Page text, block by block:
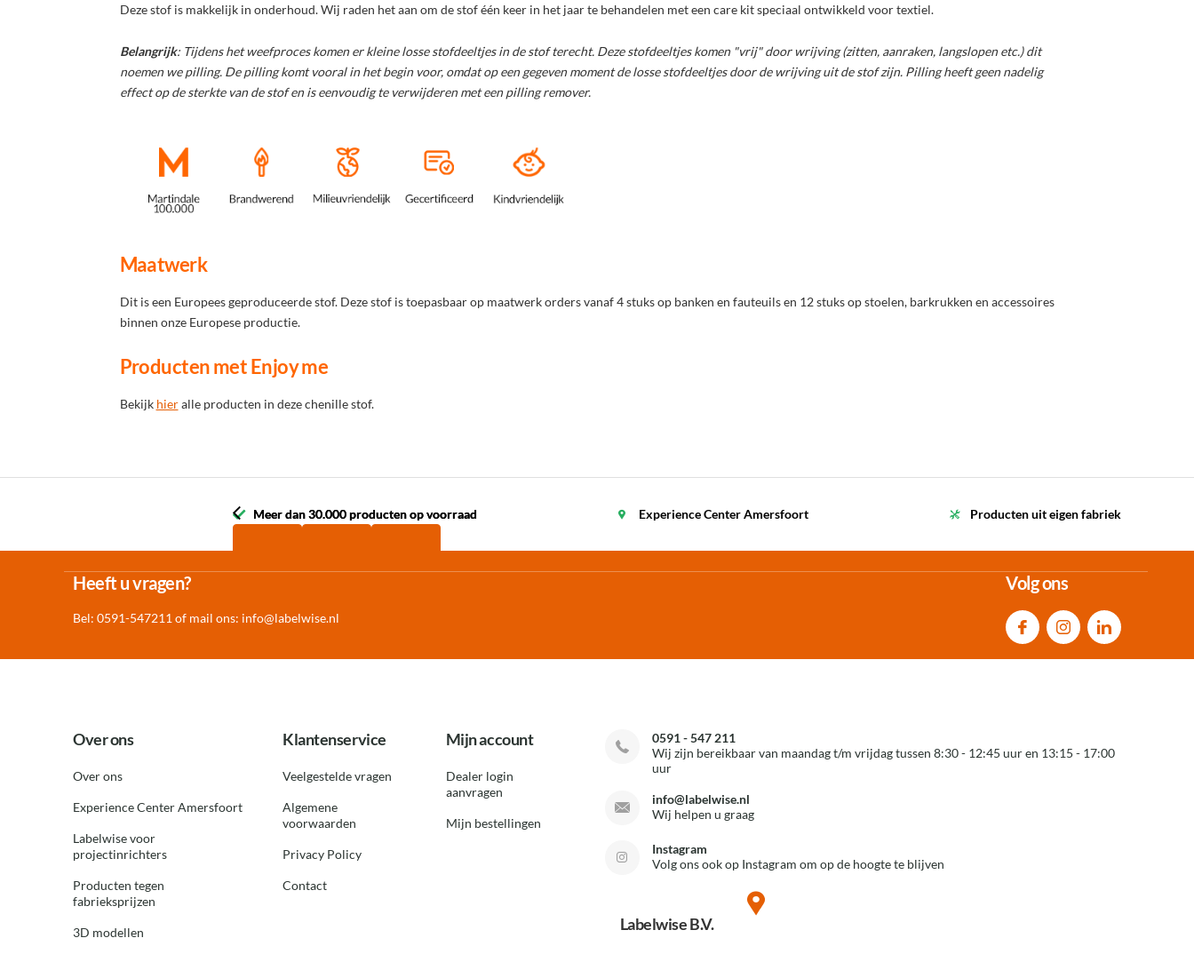
Deze stof is makkelijk in onderhoud. Wij raden het aan om de stof één keer in het jaar te behandelen met een care kit speciaal ontwikkeld voor textiel.
Belangrijk: Tijdens het weefproces komen er kleine losse stofdeeltjes in de stof terecht. Deze stofdeeltjes komen "vrij" door wrijving (zitten, aanraken, langslopen etc.) dit
noemen we pilling. De pilling komt vooral in het begin voor, omdat op een gegeven moment de losse stofdeeltjes door de wrijving uit de stof zijn. Pilling heeft geen nadelig
effect op de sterkte van de stof en is eenvoudig te verwijderen met een pilling remover.
Maatwerk
Dit is een Europees geproduceerde stof. Deze stof is toepasbaar op maatwerk orders vanaf 4 stuks op banken en fauteuils en 12 stuks op stoelen, barkrukken en accessoires
binnen onze Europese productie.
Producten met Enjoy me
Bekijk hieralle producten in deze chenille stof.
Meer dan 30.000 producten op voorraad Experience Center Amersfoort Producten uit eigen fabriek
Meer dan 30.000 producten op voorraad
Heeft u vragen?
Bel: 0591-547211 of mail ons: info@labelwise.nl
Volg ons
Over ons
Over ons
Experience Center Amersfoort
Labelwise voor
projectinrichters
Producten tegen
fabrieksprijzen
3D modellen
Klantenservice
Veelgestelde vragen
Algemene
voorwaarden
Privacy Policy
Contact
Mijn account
Dealer login
aanvragen
Mijn bestellingen
0591 - 547 211
Wij zijn bereikbaar van maandag t/m vrijdag tussen 8:30 - 12:45 uur en 13:15 - 17:00
uur
info@labelwise.nl
Wij helpen u graag
Instagram
Volg ons ook op Instagram om op de hoogte te blijven
Labelwise B.V.